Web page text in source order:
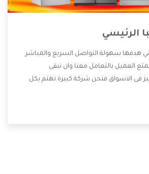
الرئيسي
هدفها سهولة التواصل السريع والمباشر
العميل بالتعامل معنا وان نبقى
فى الاسواق فنحن شركة كبيرة نهتم بكل
منها خدمة الصيانة التى تكون من أهم